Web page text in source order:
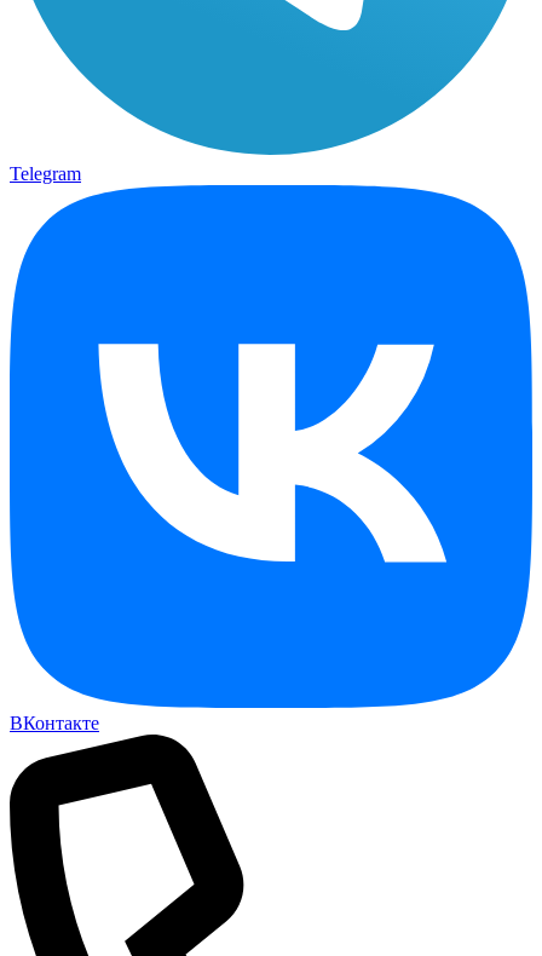
Telegram
ВКонтакте